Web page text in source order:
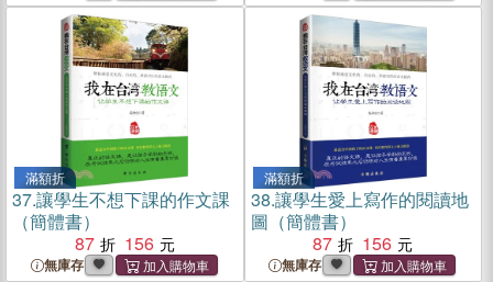
滿額折
37.讓學生不想下課的作文課
（簡體書）
87
156
無庫存
滿額折
38.讓學生愛上寫作的閱讀地
圖（簡體書）
87
156
無庫存